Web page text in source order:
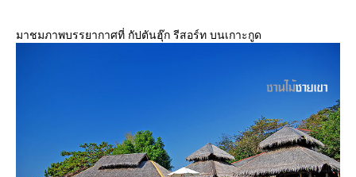
มาชมภาพบรรยากาศที่ กัปตันฮุ๊ก รีสอร์ท บนเกาะกูด